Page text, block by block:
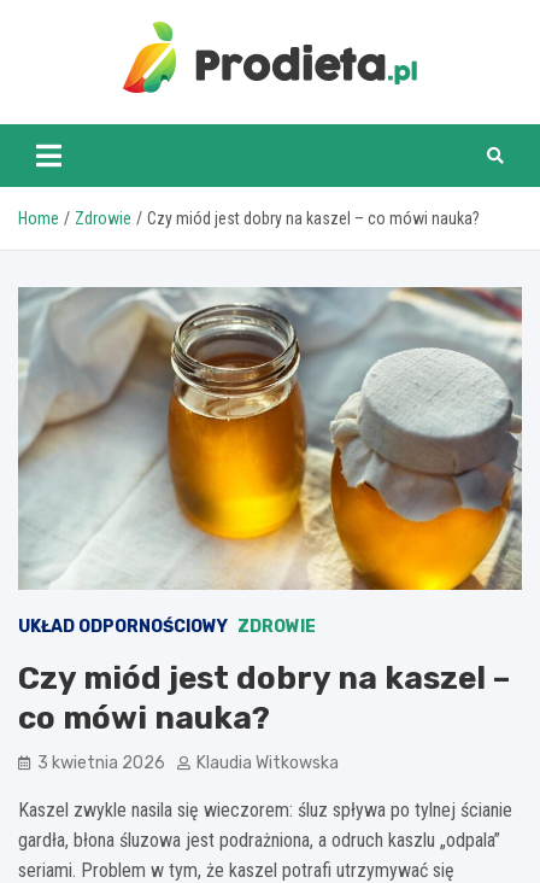
prodieta.pl
Home Zdrowie Czy miód jest dobry na kaszel – co mówi nauka?
UKŁAD ODPORNOŚCIOWY ZDROWIE
Czy miód jest dobry na kaszel –
co mówi nauka?
3 kwietnia 2026 Klaudia Witkowska
Kaszel zwykle nasila się wieczorem: śluz spływa po tylnej ścianie
gardła, błona śluzowa jest podrażniona, a odruch kaszlu „odpala”
seriami. Problem w tym, że kaszel potrafi utrzymywać się